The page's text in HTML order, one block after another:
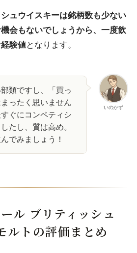
ュウイスキーは銘柄数も少ない
会もないでしょうから、一度飲
験値となります。
いのかず
類ですし、「買っ
ったく思いません
ぐにコンペティシ
たし、質は高め。
でみましょう！
ール ブリティッシュ
ルトの評価まとめ